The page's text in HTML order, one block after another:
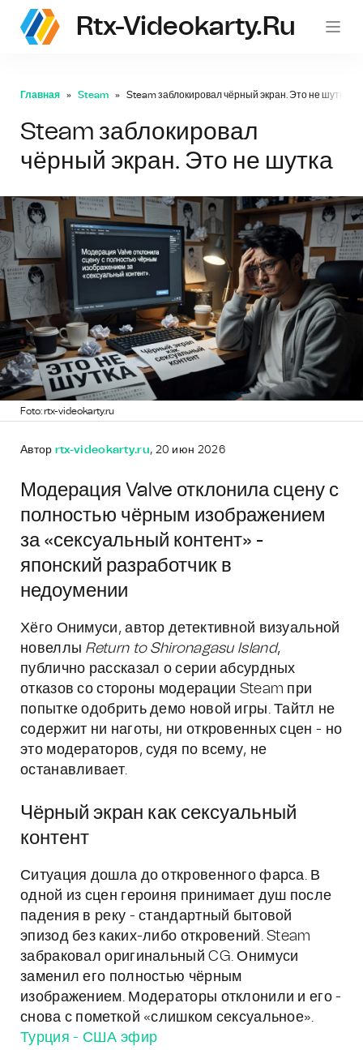
Rtx-Videokarty.ru
Главная Steam Steam заблокировал чёрный экран. Это не шутка
Steam заблокировал
чёрный экран. Это не шутка
Foto: rtx-videokarty.ru
Автор rtx-videokarty.ru, 20 июн 2026
Модерация Valve отклонила сцену с
полностью чёрным изображением
за «сексуальный контент» -
японский разработчик в
недоумении
Хёго Онимуси, автор детективной визуальной
новеллы Return to Shironagasu Island,
публично рассказал о серии абсурдных
отказов со стороны модерации Steam при
попытке одобрить демо новой игры. Тайтл не
содержит ни наготы, ни откровенных сцен - но
это модераторов, судя по всему, не
останавливает.
Чёрный экран как сексуальный
контент
Ситуация дошла до откровенного фарса. В
одной из сцен героиня принимает душ после
падения в реку - стандартный бытовой
эпизод без каких-либо откровений. Steam
забраковал оригинальный CG. Онимуси
заменил его полностью чёрным
изображением. Модераторы отклонили и его -
снова с пометкой «слишком сексуальное».
Турция - США эфир